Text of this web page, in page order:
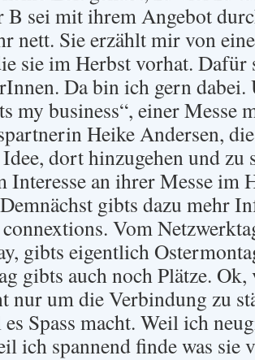
sei mit ihrem Angebot
nett. Sie erzählt mir von
sie im Herbst vorhat. Dafür
Da bin ich gern
my business“, einer Messe
Heike Andersen,
dort hinzugehen und zu
Interesse an ihrer Messe im
gibts dazu mehr
Vom
gibts eigentlich
gibts auch noch Plätze.
nur um die Verbindung zu
Spass macht. Weil ich
ich spannend finde was sie